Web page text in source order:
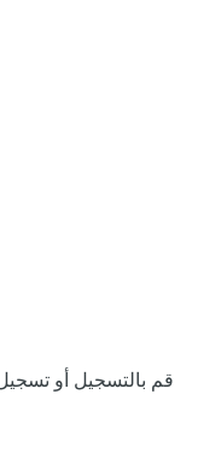
قم بالتسجيل أو